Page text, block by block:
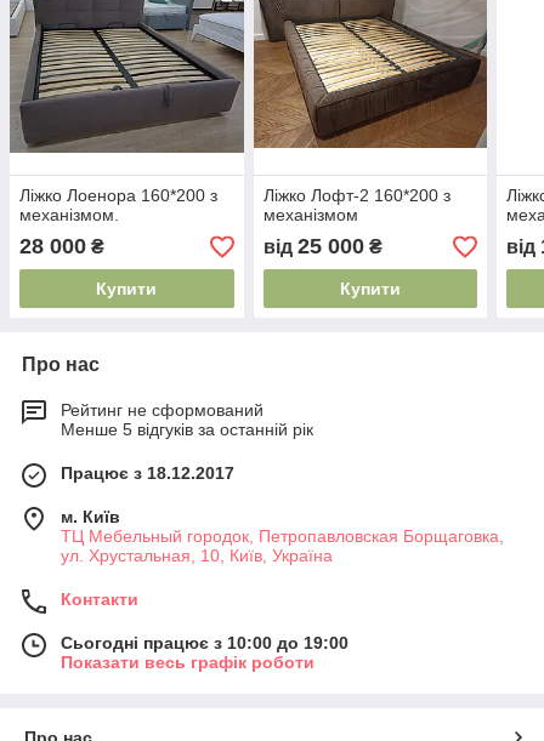
Ліжко Лоенора 160*200 з
механізмом.
28 000 ₴
Купити
Ліжко Лофт-2 160*200 з
механізмом
від 25 000₴
Купити
від
Про нас
Рейтинг не сформований
Менше 5 відгуків за останній рік
Працює з 18.12.2017
м. Київ
ТЦ Мебельный городок, Петропавловская Борщаговка,
ул. Хрустальная, 10, Київ, Україна
Контакти
Сьогодні працює з 10:00 до 19:00
Показати весь графік роботи